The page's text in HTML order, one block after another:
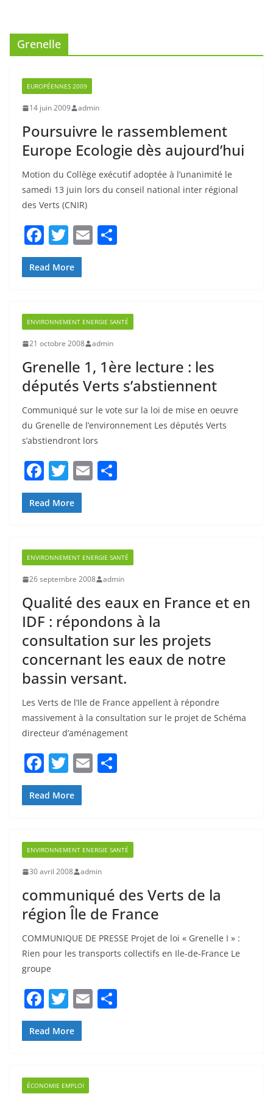
Grenelle
EUROPÉENNES 2009
14 juin 2009 admin
Poursuivre le rassemblement
Europe Ecologie dès aujourd’hui
Motion du Collège exécutif adoptée à l’unanimité le
samedi 13 juin lors du conseil national inter régional
des Verts (CNIR)
F
a
c
b
o
o
k
T
w
itt
E
m
er
Read More
ENVIRONNEMENT ENERGIE SANTÉ
21 octobre 2008 admin
Grenelle 1, 1ère lecture : les
députés Verts s’abstiennent
Communiqué sur le vote sur la loi de mise en oeuvre
du Grenelle de l’environnement Les députés Verts
s’abstiendront lors
F
a
c
b
o
o
k
T
w
itt
E
m
er
Read More
ENVIRONNEMENT ENERGIE SANTÉ
26 septembre 2008 admin
Qualité des eaux en France et en
IDF : répondons à la
consultation sur les projets
concernant les eaux de notre
bassin versant.
Les Verts de l’Ile de France appellent à répondre
massivement à la consultation sur le projet de Schéma
directeur d’aménagement
F
a
c
b
o
o
k
T
w
itt
E
m
er
Read More
ENVIRONNEMENT ENERGIE SANTÉ
30 avril 2008 admin
communiqué des Verts de la
région Île de France
COMMUNIQUE DE PRESSE Projet de loi « Grenelle I » :
Rien pour les transports collectifs en Ile-de-France Le
groupe
F
a
c
b
T
w
itt
E
m
Read More
ÉCONOMIE EMPLOI